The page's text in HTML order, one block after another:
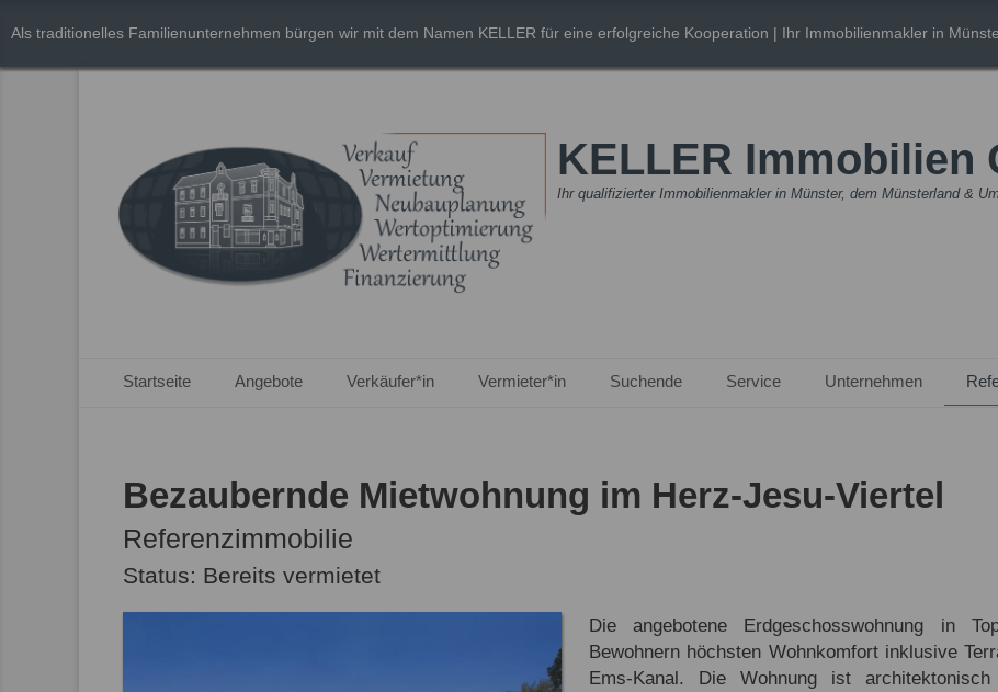
Als traditionelles Familienunternehmen bürgen wir mit dem Namen KELLER für eine erfolgreiche Kooperation | Ihr Immobilienmakler in
KELLER Immobilien
Ihr qualifizierter Immobilienmakler in Münster, dem Münsterland &
Primäres Menü
Inhalt
Startseite Angebote Verkäufer*in Vermieter*in Suchende Service Unternehmen
Bezaubernde Mietwohnung im Herz-Jesu-Viertel
Referenzimmobilie
Status: Bereits vermietet
Die angebotene Erdgeschosswohnung in
Bewohnern höchsten Wohnkomfort inklusive
Ems-Kanal. Die Wohnung ist